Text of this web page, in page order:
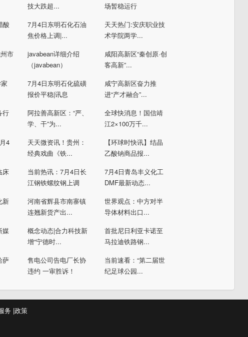
技大跌超...
场暂稳运行
酸
7月4日东明石化石油
焦价格上调|...
天天热门:安庆职业技
术学院两学...
市
javabean详细介绍
（javabean）
咸阳高新区“秦创原·创
客高新”...
7月4日东明石化硫磺
报价平稳|讯息
咸宁高新区奋力推
进“产才融合”...
行
阿拉善高新区：“严、
学、干”为...
全球快消息！国信靖
江2×100万千...
4
天天微资讯！贵州：
经典戏曲《铁...
【环球时快讯】结晶
乙酸钠商品报...
床
当前热讯：7月4日长
江钢铁螺纹钢上调
7月4日青岛丰义化工
DMF最新动态...
新
河南省辉县市南寨镇
连翘新货产出...
世界观点：中方对半
导体材料出口...
媒
概念动态|合力科技新
增“宁德时...
首批尼日利亚卡诺至
马拉迪铁路钢...
萨
售电公司告电厂长协
违约 一审胜诉！
当前速看：“第二届世
纪足球公园...
务 |政策